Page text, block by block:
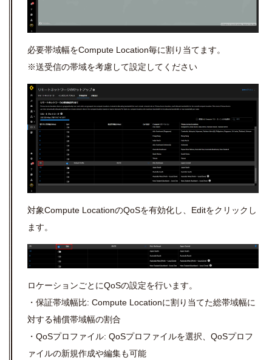
必要帯域幅をCompute Location毎に割り当てます。
※送受信の帯域を考慮して設定してください
対象Compute LocationのQoSを有効化し、 Editをクリックし
ます。
ロケーションごとにQoSの設定を行います。
・保証帯域幅比: Compute Locationに割り当てた総帯域幅に
対する補償帯域幅の割合
・QoSプロファイル: QoSプロファイルを選択、QoSプロフ
ァイルの新規作成や編集も可能